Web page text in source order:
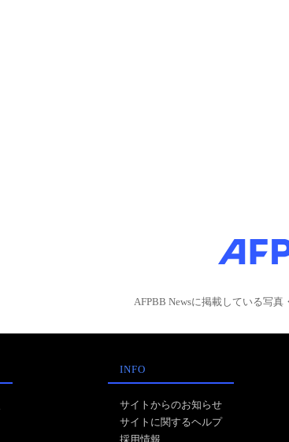
AFPBB Newsに掲載している写
INFO
サイトからのお知らせ
サイトに関するヘルプ
採用情報